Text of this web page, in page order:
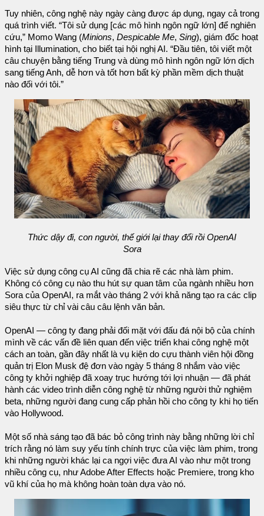
Tuy nhiên, công nghệ này ngày càng được áp dụng, ngay cả trong
quá trình viết. “Tôi sử dụng [các mô hình ngôn ngữ lớn] để nghiên
cứu,” Momo Wang (Minions, Despicable Me, Sing), giám đốc hoạt
hình tại Illumination, cho biết tại hội nghị AI. “Đầu tiên, tôi viết một
câu chuyện bằng tiếng Trung và dùng mô hình ngôn ngữ lớn dịch
sang tiếng Anh, dễ hơn và tốt hơn bất kỳ phần mềm dịch thuật
nào đối với tôi.”
Thức dậy đi, con người, thế giới lại thay đổi rồi OpenAI
Sora
Việc sử dụng công cụ AI cũng đã chia rẽ các nhà làm phim.
Không có công cụ nào thu hút sự quan tâm của ngành nhiều hơn
Sora của OpenAI, ra mắt vào tháng 2 với khả năng tạo ra các clip
siêu thực từ chỉ vài câu câu lệnh văn bản.
OpenAI — công ty đang phải đối mặt với đấu đá nội bộ của chính
mình về các vấn đề liên quan đến việc triển khai công nghệ một
cách an toàn, gần đây nhất là vụ kiện do cựu thành viên hội đồng
quản trị Elon Musk đệ đơn vào ngày 5 tháng 8 nhắm vào việc
công ty khởi nghiệp đã xoay trục hướng tới lợi nhuận — đã phát
hành các video trình diễn công nghệ từ những người thử nghiệm
beta, những người đang cung cấp phản hồi cho công ty khi họ tiến
vào Hollywood.
Một số nhà sáng tạo đã bác bỏ công trình này bằng những lời chỉ
trích rằng nó làm suy yếu tính chính trực của việc làm phim, trong
khi những người khác lại ca ngợi việc đưa AI vào như một trong
nhiều công cụ, như Adobe After Effects hoặc Premiere, trong kho
vũ khí của họ mà không hoàn toàn dựa vào nó.